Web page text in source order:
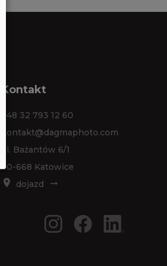
Kontakt
+48 32 793 12 60
kontakt@dagmaphoto.com
ul. Bażantów 6/1
40-668 Katowice
dojazd